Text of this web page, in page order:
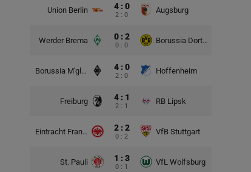
Union Berlin 4 : 0
2 : 0
Augsburg
Werder Brema 0 : 2
0 : 0
Borussia Dortmund
Borussia M'gladbach 4 : 0
2 : 0
Hoffenheim
Freiburg 4 : 1
2 : 1
RB Lipsk
Eintracht Frankfurt 2 : 2
0 : 2
VfB Stuttgart
St. Pauli 1 : 3
0 : 1
VfL Wolfsburg